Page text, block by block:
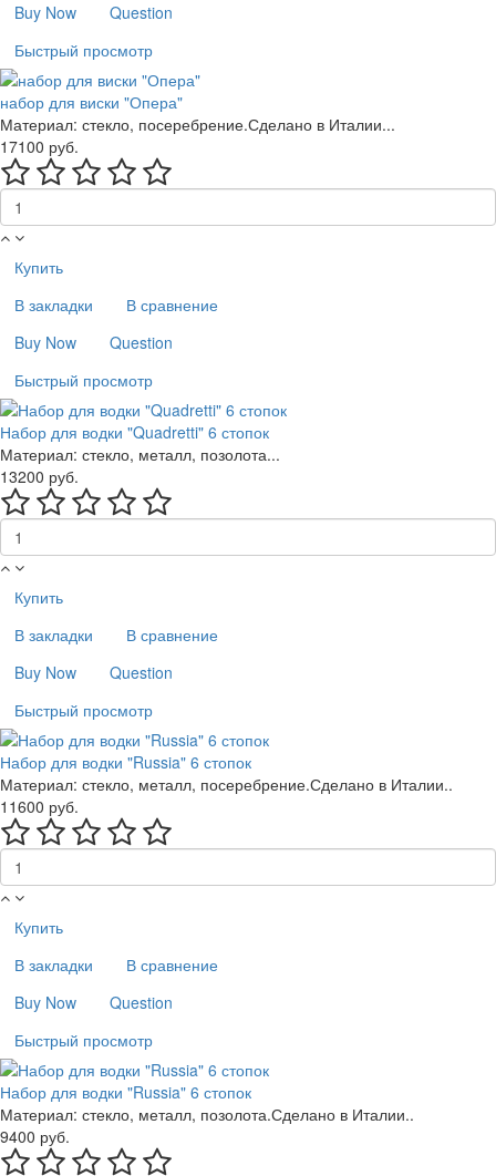
Buy Now
Question
Быстрый просмотр
набор для виски "Опера"
Материал: стекло, посеребрение.Сделано в Италии...
17100 руб.
Купить
В закладки
В сравнение
Buy Now
Question
Быстрый просмотр
Набор для водки "Quadretti" 6 стопок
Материал: стекло, металл, позолота...
13200 руб.
Купить
В закладки
В сравнение
Buy Now
Question
Быстрый просмотр
Набор для водки "Russia" 6 стопок
Материал: стекло, металл, посеребрение.Сделано в Италии..
11600 руб.
Купить
В закладки
В сравнение
Buy Now
Question
Быстрый просмотр
Набор для водки "Russia" 6 стопок
Материал: стекло, металл, позолота.Сделано в Италии..
9400 руб.